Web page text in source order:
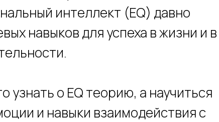
интеллект (EQ) давно
навыков для успеха в жизни и в
узнать о EQ теорию, а научиться
и навыки взаимодействия с